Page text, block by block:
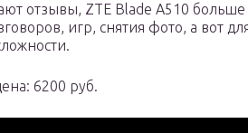
отзывы, ZTE Blade A510 больше
игр, снятия фото, а вот
6200 руб.